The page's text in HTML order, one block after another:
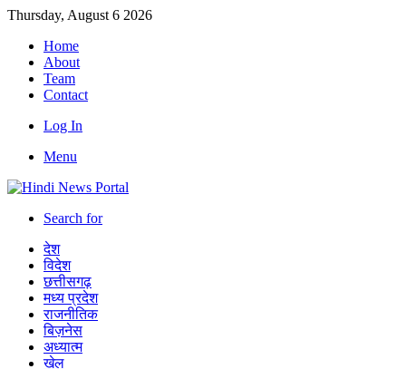
Thursday, August 6 2026
Home
About
Team
Contact
Log In
Menu
Search for
देश
विदेश
छत्तीसगढ़
मध्य प्रदेश
राजनीतिक
बिज़नेस
अध्यात्म
खेल